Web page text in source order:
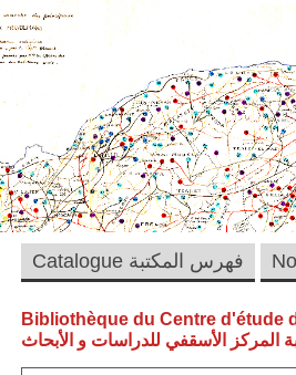
Bibliothèque du Centre d'étude
المركز الأسقفي للدراسات و الأبحاث
Catalogue فهرس المكتبة